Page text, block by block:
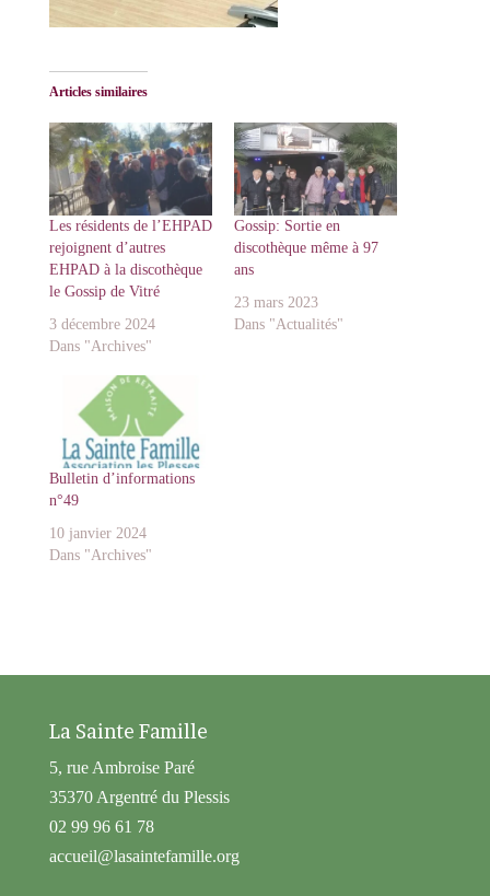
Articles similaires
Les résidents de l’EHPAD
rejoignent d’autres
EHPAD à la discothèque
le Gossip de Vitré
3 décembre 2024
Dans "Archives"
Gossip: Sortie en
discothèque même à 97
ans
23 mars 2023
Dans "Actualités"
Bulletin d’informations
n°49
10 janvier 2024
Dans "Archives"
La Sainte Famille
5, rue Ambroise Paré
35370 Argentré du Plessis
02 99 96 61 78
accueil@lasaintefamille.org